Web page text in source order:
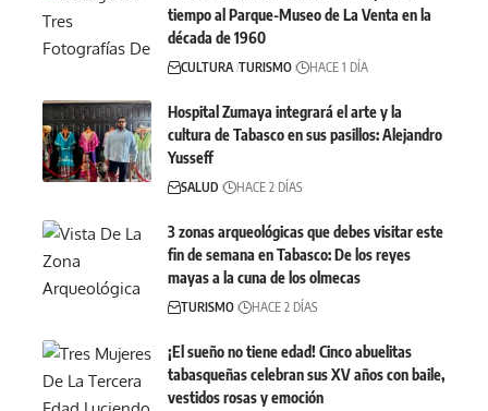
tiempo al Parque-Museo de La Venta en la
década de 1960
CULTURA TURISMO HACE 1 DÍA
Hospital Zumaya integrará el arte y la
cultura de Tabasco en sus pasillos: Alejandro
Yusseff
SALUD HACE 2 DÍAS
3 zonas arqueológicas que debes visitar este
fin de semana en Tabasco: De los reyes
mayas a la cuna de los olmecas
TURISMO HACE 2 DÍAS
¡El sueño no tiene edad! Cinco abuelitas
tabasqueñas celebran sus XV años con baile,
vestidos rosas y emoción